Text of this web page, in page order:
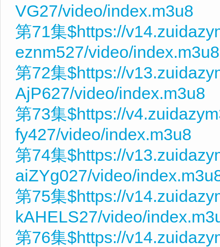
VG27/video/index.m3u8
第71集$https://
eznm527/video/index.m3u8
第72集$https://
AjP627/video/index.m3u8
第73集$https://
fy427/video/index.m3u8
第74集$https://
aiZYg027/video/
第75集$https://
kAHELS27/video/
第76集$https://